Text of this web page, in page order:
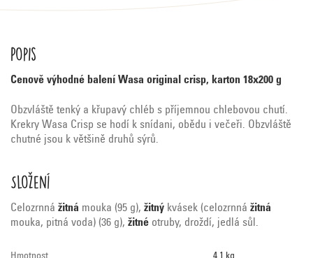
Popis
Cenově výhodné balení Wasa original crisp, karton 18x200 g
Obzvláště tenký a křupavý chléb s příjemnou chlebovou chutí.
Krekry Wasa Crisp se hodí k snídani, obědu i večeři. Obzvláště
chutné jsou k většině druhů sýrů.
Složení
Celozrnná žitná mouka (95 g), žitný kvásek (celozrnná žitná
mouka, pitná voda) (36 g), žitné otruby, droždí, jedlá sůl.